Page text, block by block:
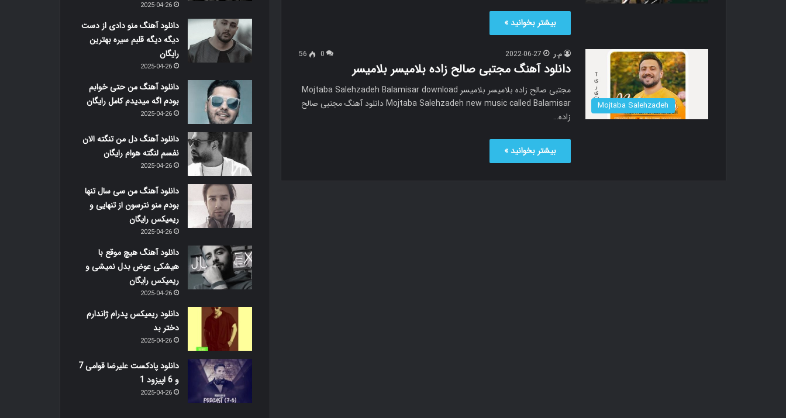
بیشتر بخوانید »
Mojtaba Salehzadeh
م.ر 2022-06-27
0
56
دانلود آهنگ مجتبی صالح زاده بلامیسر بلامیسر
مجتبی صالح زاده بلامیسر بلامیسر Mojtaba Salehzadeh Balamisar download
Mojtaba Salehzadeh new music called Balamisar دانلود آهنگ مجتبی صالح
زاده…
بیشتر بخوانید »
2025-04-26
دانلود آهنگ منو دادی از دست
دیگه دیگه قلبم سیره بهترین
رایگان
2025-04-26
دانلود آهنگ من حتی خوابم
بودم اگه میدیدم کامل رایگان
2025-04-26
دانلود آهنگ دل من تنگته الان
نفسم لنگته هوام رایگان
2025-04-26
دانلود آهنگ من سی سال تنها
بودم منو نترسون از تنهایی و
ریمیکس رایگان
2025-04-26
دانلود آهنگ هیچ موقع با
هیشکی عوض بدل نمیشی و
ریمیکس رایگان
2025-04-26
دانلود ریمیکس پدرام ژاندارم
دختر بد
2025-04-26
دانلود پادکست علیرضا قوامی 7
و 6 اپیزود 1
2025-04-26